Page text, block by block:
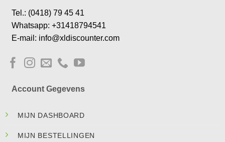
Tel.: (0418) 79 45 41
Whatsapp: +31418794541
E-mail: info@xldiscounter.com
Account Gegevens
MIJN DASHBOARD
MIJN BESTELLINGEN